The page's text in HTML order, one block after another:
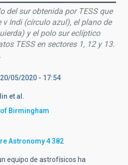
del sur obtenida por TESS que
Indi (círculo azul), el plano de
y el polo sur eclíptico
TESS en sectores 1, 12 y 13.
20/05/2020 - 17:54
et al.
Birmingham
Astronomy 4 382
equipo de astrofísicos ha